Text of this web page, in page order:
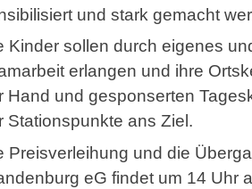
und stark gemacht
Kinder sollen durch eigenes
erlangen und ihre
Hand und gesponserten
Stationspunkte ans Ziel.
Preisverleihung und die
eG findet um 14 Uhr